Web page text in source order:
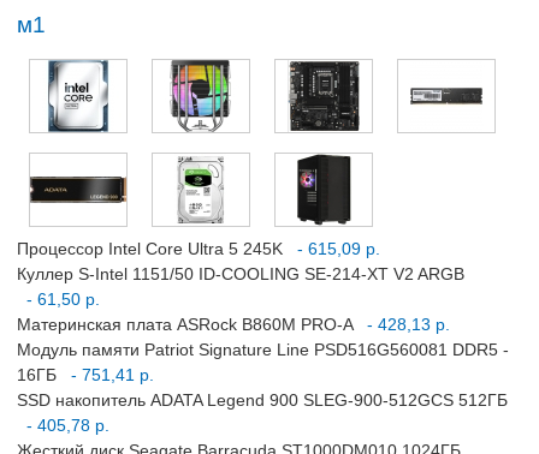
м1
Процессор Intel Core Ultra 5 245K
- 615,09 р.
Куллер S-Intel 1151/50 ID-COOLING SE-214-XT V2 ARGB
- 61,50 р.
Материнская плата ASRock B860M PRO-A
- 428,13 р.
Модуль памяти Patriot Signature Line PSD516G560081 DDR5 -
16ГБ
- 751,41 р.
SSD накопитель ADATA Legend 900 SLEG-900-512GCS 512ГБ
- 405,78 р.